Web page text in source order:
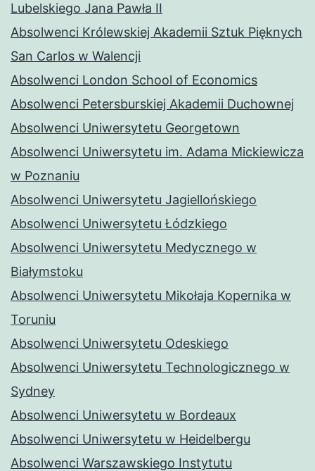
Lubelskiego Jana Pawła II
Absolwenci Królewskiej Akademii Sztuk Pięknych
San Carlos w Walencji
Absolwenci London School of Economics
Absolwenci Petersburskiej Akademii Duchownej
Absolwenci Uniwersytetu Georgetown
Absolwenci Uniwersytetu im. Adama Mickiewicza
w Poznaniu
Absolwenci Uniwersytetu Jagiellońskiego
Absolwenci Uniwersytetu Łódzkiego
Absolwenci Uniwersytetu Medycznego w
Białymstoku
Absolwenci Uniwersytetu Mikołaja Kopernika w
Toruniu
Absolwenci Uniwersytetu Odeskiego
Absolwenci Uniwersytetu Technologicznego w
Sydney
Absolwenci Uniwersytetu w Bordeaux
Absolwenci Uniwersytetu w Heidelbergu
Absolwenci Warszawskiego Instytutu